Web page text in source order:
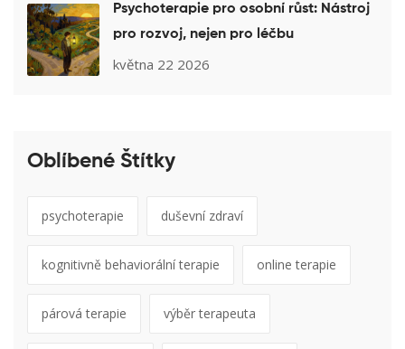
Psychoterapie pro osobní růst: Nástroj
pro rozvoj, nejen pro léčbu
května 22 2026
Oblíbené Štítky
psychoterapie duševní zdraví
kognitivně behaviorální terapie online terapie
párová terapie výběr terapeuta